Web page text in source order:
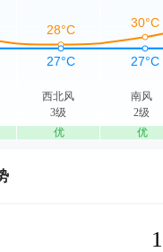
西北风
3级
优
南风
2级
优
1